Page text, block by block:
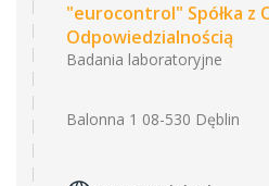
"eurocontrol" Spółka z
Odpowiedzialnością
Badania laboratoryjne
Balonna 1 08-530 Dęblin